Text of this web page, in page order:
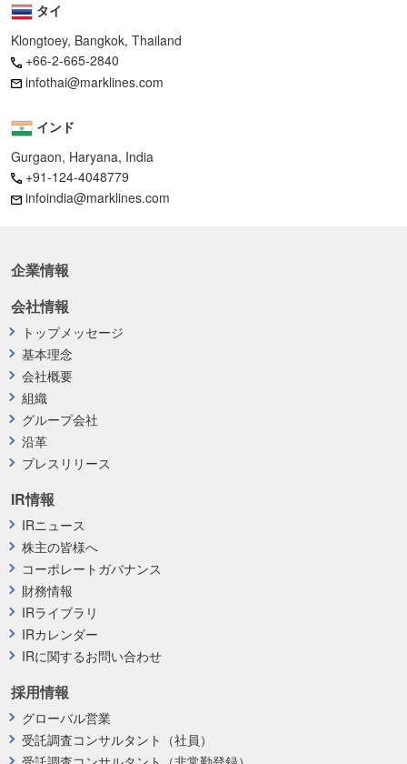
タイ
Klongtoey, Bangkok, Thailand
+66-2-665-2840
infothai@marklines.com
インド
Gurgaon, Haryana, India
+91-124-4048779
infoindia@marklines.com
企業情報
採用情報
グローバル営業
受託調査コンサルタント（社員）
会社情報
トップメッセージ
基本理念
会社概要
組織
グループ会社
沿革
プレスリリース
IR情報
IRニュース
株主の皆様へ
コーポレートガバナンス
財務情報
IRライブラリ
IRカレンダー
IRに関するお問い合わせ